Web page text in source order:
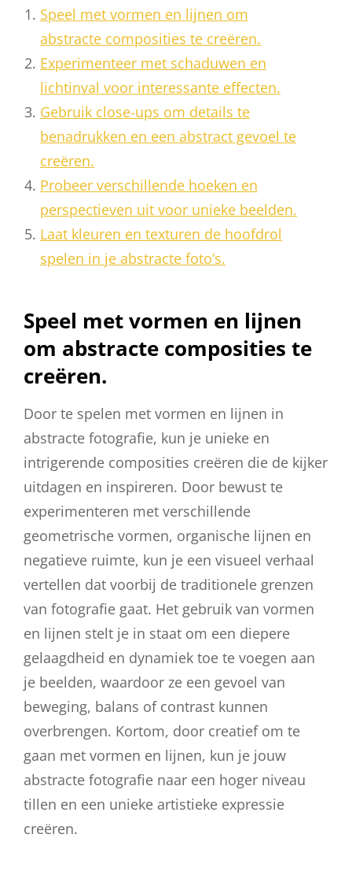
Speel met vormen en lijnen om
abstracte composities te creëren.
Experimenteer met schaduwen en
lichtinval voor interessante effecten.
Gebruik close-ups om details te
benadrukken en een abstract gevoel te
creëren.
Probeer verschillende hoeken en
perspectieven uit voor unieke beelden.
Laat kleuren en texturen de hoofdrol
spelen in je abstracte foto’s.
Speel met vormen en lijnen
om abstracte composities te
creëren.
Door te spelen met vormen en lijnen in
abstracte fotografie, kun je unieke en
intrigerende composities creëren die de kijker
uitdagen en inspireren. Door bewust te
experimenteren met verschillende
geometrische vormen, organische lijnen en
negatieve ruimte, kun je een visueel verhaal
vertellen dat voorbij de traditionele grenzen
van fotografie gaat. Het gebruik van vormen
en lijnen stelt je in staat om een diepere
gelaagdheid en dynamiek toe te voegen aan
je beelden, waardoor ze een gevoel van
beweging, balans of contrast kunnen
overbrengen. Kortom, door creatief om te
gaan met vormen en lijnen, kun je jouw
abstracte fotografie naar een hoger niveau
tillen en een unieke artistieke expressie
creëren.